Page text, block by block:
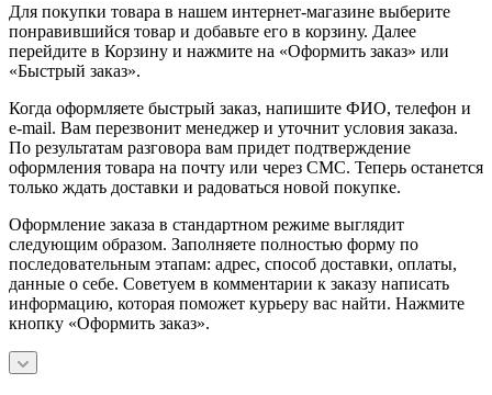
Для покупки товара в нашем интернет-магазине выберите
понравившийся товар и добавьте его в корзину. Далее
перейдите в Корзину и нажмите на «Оформить заказ» или
«Быстрый заказ».
Когда оформляете быстрый заказ, напишите ФИО, телефон и
e-mail. Вам перезвонит менеджер и уточнит условия заказа.
По результатам разговора вам придет подтверждение
оформления товара на почту или через СМС. Теперь останется
только ждать доставки и радоваться новой покупке.
Оформление заказа в стандартном режиме выглядит
следующим образом. Заполняете полностью форму по
последовательным этапам: адрес, способ доставки, оплаты,
данные о себе. Советуем в комментарии к заказу написать
информацию, которая поможет курьеру вас найти. Нажмите
кнопку «Оформить заказ».